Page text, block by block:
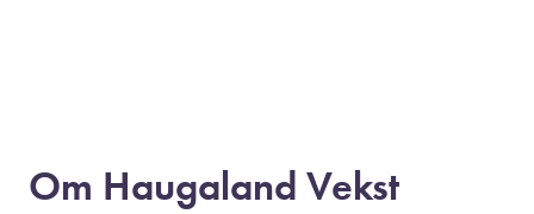
Om Haugaland Vekst